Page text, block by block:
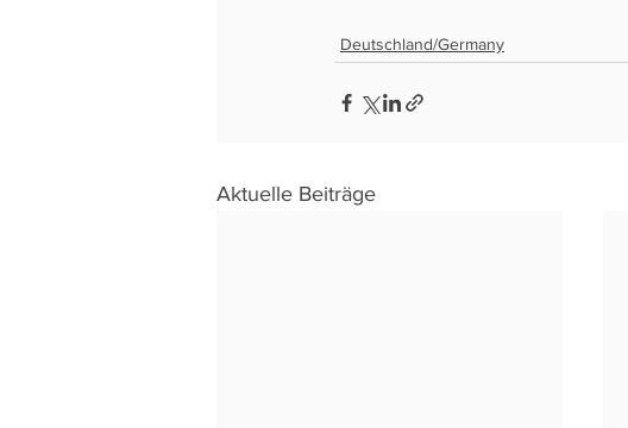
Deutschland/Germany
Aktuelle Beiträge